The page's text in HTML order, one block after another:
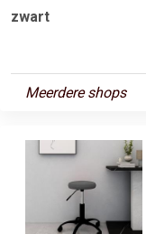
zwart
Meerdere shops